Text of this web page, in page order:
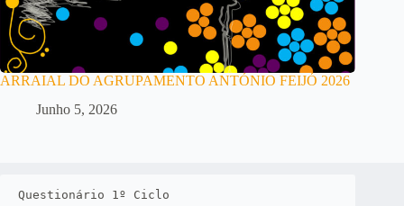
ARRAIAL DO AGRUPAMENTO ANTÓNIO FEIJÓ 2026
Junho 5, 2026
Questionário 1º Ciclo